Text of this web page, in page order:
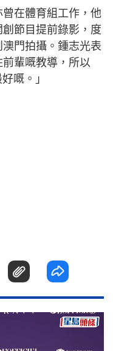
在體育組工作，他
節目提前錄影，度
門拍攝。鍾志光表
輩嘅教導，所以
嘅。」